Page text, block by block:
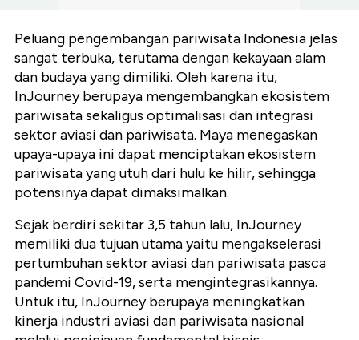
Peluang pengembangan pariwisata Indonesia jelas
sangat terbuka, terutama dengan kekayaan alam
dan budaya yang dimiliki. Oleh karena itu,
InJourney berupaya mengembangkan ekosistem
pariwisata sekaligus optimalisasi dan integrasi
sektor aviasi dan pariwisata. Maya menegaskan
upaya-upaya ini dapat menciptakan ekosistem
pariwisata yang utuh dari hulu ke hilir, sehingga
potensinya dapat dimaksimalkan.
Sejak berdiri sekitar 3,5 tahun lalu, InJourney
memiliki dua tujuan utama yaitu mengakselerasi
pertumbuhan sektor aviasi dan pariwisata pasca
pandemi Covid-19, serta mengintegrasikannya.
Untuk itu, InJourney berupaya meningkatkan
kinerja industri aviasi dan pariwisata nasional